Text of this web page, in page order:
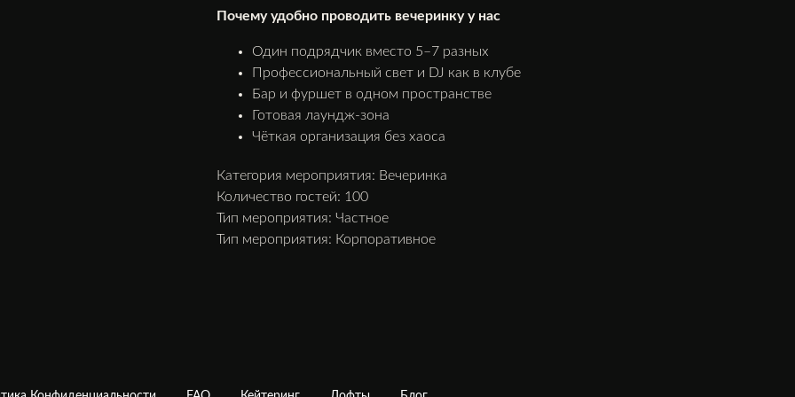
Почему удобно проводить вечеринку у нас
Один подрядчик вместо 5–7 разных
Профессиональный свет и DJ как в клубе
Бар и фуршет в одном пространстве
Готовая лаундж-зона
Чёткая организация без хаоса
Категория мероприятия: Вечеринка
Количество гостей: 100
Тип мероприятия: Частное
Тип мероприятия: Корпоративное